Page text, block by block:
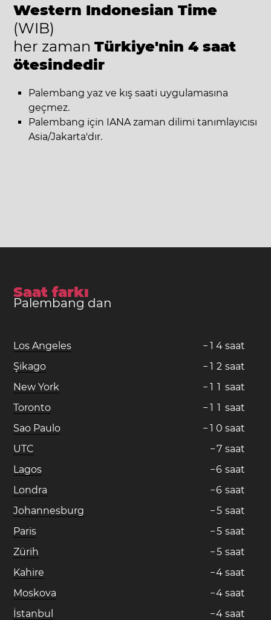
Western Indonesian Time
(WIB)
her zaman Türkiye'nin 4 saat
ötesindedir
Palembang yaz ve kış saati uygulamasına
geçmez.
Palembang için IANA zaman dilimi tanımlayıcısı
Asia/Jakarta'dır.
Saat farkı
Palembang dan
Los Angeles − 1 4 saat
Şikago
− 1 2 saat
New York
− 1 1 saat
Toronto
− 1 1 saat
Sao Paulo
− 1 0 saat
UTC
−7 saat
Lagos
−6 saat
Londra
−6 saat
Johannesburg
−5 saat
Paris
−5 saat
Zürih
−5 saat
Kahire
−4 saat
Moskova
−4 saat
İstanbul
−4 saat